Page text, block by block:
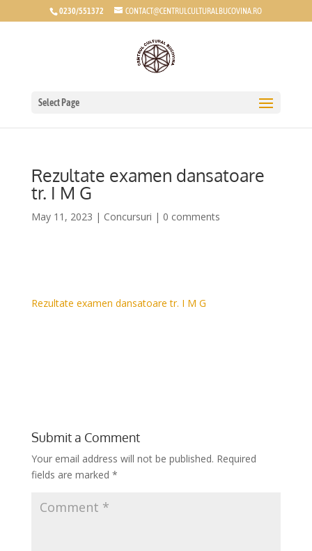
0230/551372 CONTACT@CENTRULCULTURALBUCOVINA.RO
Select Page
Rezultate examen dansatoare
tr. I M G
May 11, 2023 | Concursuri | 0 comments
Rezultate examen dansatoare tr. I M G
Submit a Comment
Your email address will not be published. Required
fields are marked *